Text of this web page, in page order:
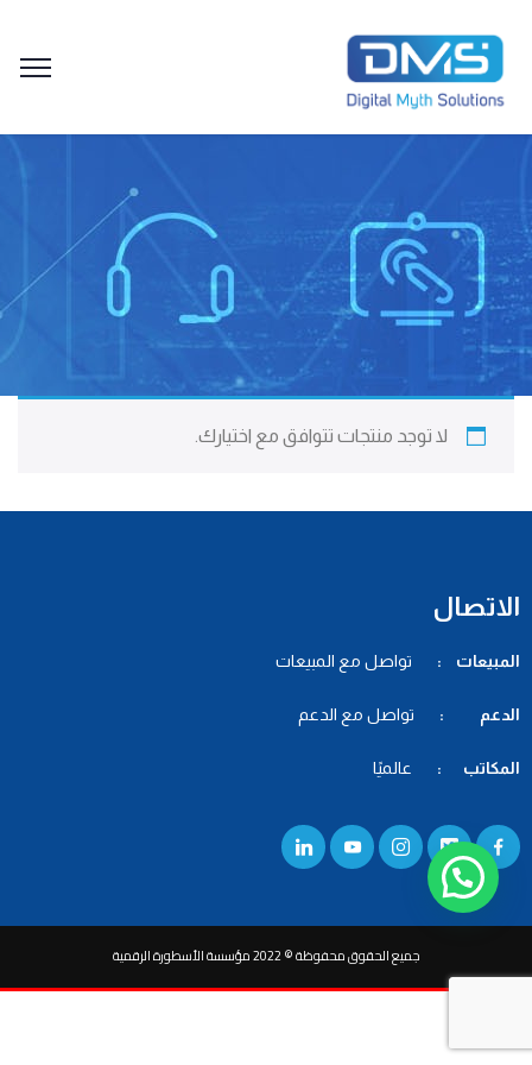
لا توجد منتجات تتوافق مع اختيارك.
الاتصال
المبيعات : تواصل مع المبيعات
الدعم : تواصل مع الدعم
المكاتب : عالميًا
جميع الحقوق محفوظة © 2022 مؤسسة الأسطورة الرقمية